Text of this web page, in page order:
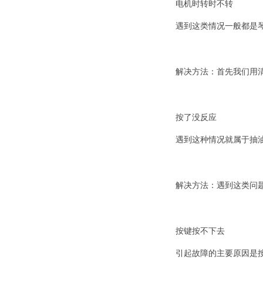
电机时转时不转
遇到这类情况一般都是
解决方法：首先我们用
按了没反应
遇到这种情况就属于抽
解决方法：遇到这类问
按键按不下去
引起故障的主要原因是